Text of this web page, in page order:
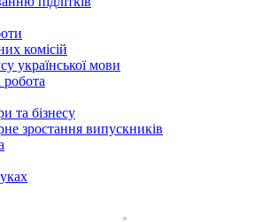
комісій
української мови
та бізнесу
зростання випускників